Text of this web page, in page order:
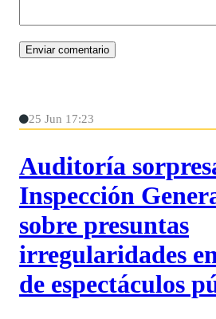
25 Jun 17:23
Auditoría
Inspección
sobre presuntas
irregularidades
de espectáculos